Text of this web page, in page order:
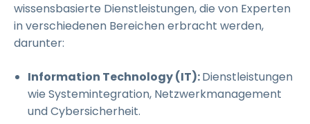
wissensbasierte Dienstleistungen, die von Experten
in verschiedenen Bereichen erbracht werden,
darunter:
Information Technology (IT):Dienstleistungen
wie Systemintegration, Netzwerkmanagement
und Cybersicherheit.